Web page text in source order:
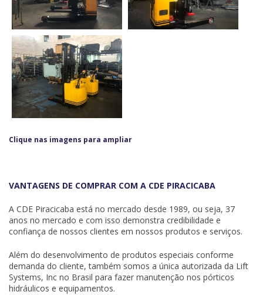
Clique nas imagens para ampliar
VANTAGENS DE COMPRAR COM A CDE PIRACICABA
A CDE Piracicaba está no mercado desde 1989, ou seja, 37
anos no mercado e com isso demonstra credibilidade e
confiança de nossos clientes em nossos produtos e serviços.
Além do desenvolvimento de produtos especiais conforme
demanda do cliente, também somos a única autorizada da Lift
Systems, Inc no Brasil para fazer manutenção nos pórticos
hidráulicos e equipamentos.